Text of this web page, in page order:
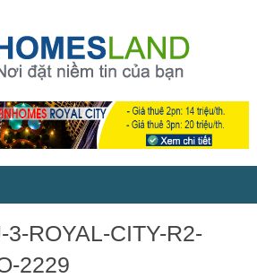
3-ROYAL-CITY-R2-
2229